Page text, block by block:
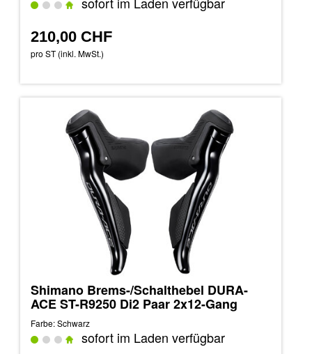
210,00 CHF
pro ST (inkl. MwSt.)
Shimano Brems-/Schalthebel DURA-
ACE ST-R9250 Di2 Paar 2x12-Gang
Farbe: Schwarz
sofort im Laden verfügbar